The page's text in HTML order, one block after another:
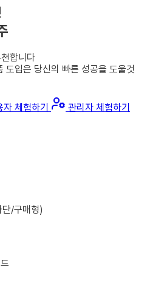
합니다
도입은 당신의 빠른 성공을 도울것
자 체험하기
관리자 체험하기
/구매형)